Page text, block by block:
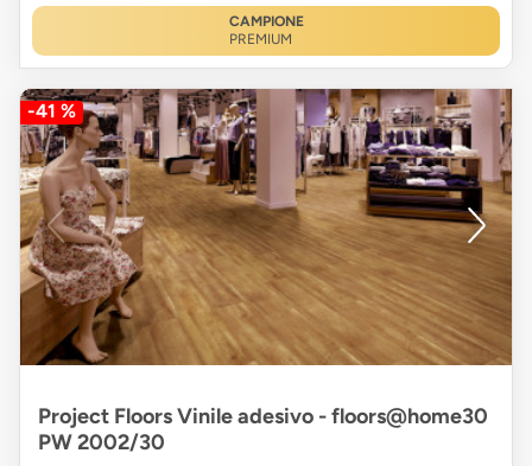
CAMPIONE
PREMIUM
-41 %
Project Floors Vinile adesivo - floors@home30
PW 2002/30